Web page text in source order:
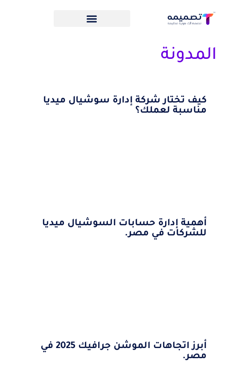
المدونة
كيف تختار شركة إدارة سوشيال ميديا
مناسبة لعملك؟
أهمية إدارة حسابات السوشيال ميديا
للشركات في مصر.
أبرز اتجاهات الموشن جرافيك 2025 في
مصر.